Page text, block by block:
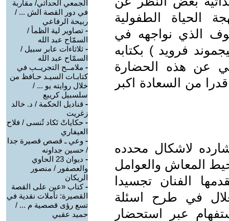
الحياة الطفولية
الذي نواجهه في
فرويد ) بكتابه
عن هذه الحضارة
من السعادة اكبر
لاشكال محدده
المعاش والعوامل
الفنان تجسيدا
في طرح اسئلة
عبر استحضار
الجمعي الحداثي/ مقاربة
في دور القصة الش ... /
ربيحة الرفاعي
- تصاوير لية الظمأ /
السمّاح عبد الله
- ثلاثاءات عابر سبيل /
السمّاح عبد الله
- ملامــح التجريــب في
كتابـات السيـد حـافظ من
خلال روايته يو ... /
سلسبيل كريبع
- قناديل الحكمة / د. خالد
زغريت
- حكاياتْ تَكاد تُنسى / فلاح
العيفاري
- وعي ـ قصص قصيرة جدا
/ حسين جداونه
-
ديوان 23 الحاوي
والعصفور / منصور
الريكان
-كتاب «عين على القصة
القصيرة: تأملات نقدية في
تسع رؤى قصصية م ... /
حميد عقبي